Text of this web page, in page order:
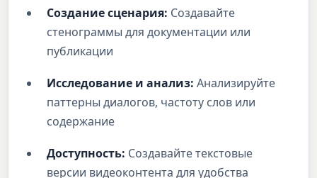
Создание сценария: Создавайте
стенограммы для документации или
публикации
Исследование и анализ: Анализируйте
паттерны диалогов, частоту слов или
содержание
Доступность: Создавайте текстовые
версии видеоконтента для удобства